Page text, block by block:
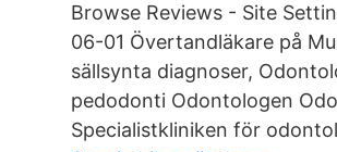
Browse Reviews - Site
06-01 Övertandläkare på
sällsynta diagnoser,
pedodonti Odontologen
Specialistkliniken för